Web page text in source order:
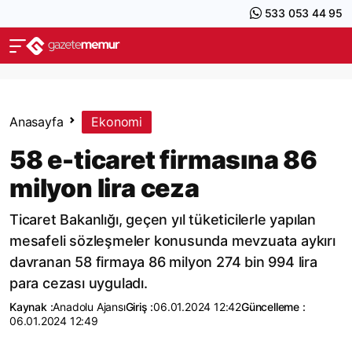
533 053 44 95
Anasayfa Ekonomi
58 e-ticaret firmasına 86
milyon lira ceza
Ticaret Bakanlığı, geçen yıl tüketicilerle yapılan
mesafeli sözleşmeler konusunda mevzuata aykırı
davranan 58 firmaya 86 milyon 274 bin 994 lira
para cezası uyguladı.
Kaynak :Anadolu AjansıGiriş :06.01.2024 12:42Güncelleme :
06.01.2024 12:49